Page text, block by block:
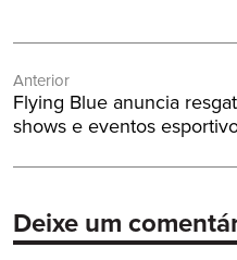
de
Post
Anterior
Post
Anterior:
Flying Blue anuncia
shows e eventos
Deixe um